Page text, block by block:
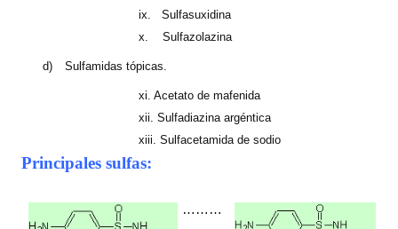
ix.
Sulfasuxidina
x.
Sulfazolazina
d) Sulfamidas tópicas.
xi. Acetato de mafenida
xii. Sulfadiazina argéntica
xiii. Sul facetamida de sodio
Principales sulfas:
………